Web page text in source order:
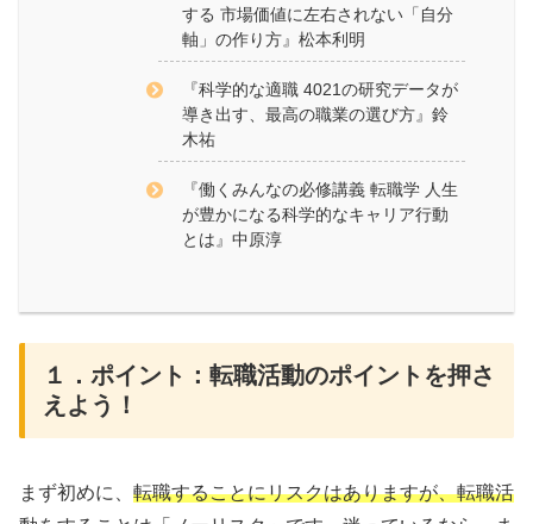
する 市場価値に左右されない「自分
軸」の作り方』松本利明
『科学的な適職 4021の研究データが
導き出す、最高の職業の選び方』鈴
木祐
『働くみんなの必修講義 転職学 人生
が豊かになる科学的なキャリア行動
とは』中原淳
１．ポイント：転職活動のポイントを押さ
えよう！
まず初めに、 転職することにリスクはありますが、転職活